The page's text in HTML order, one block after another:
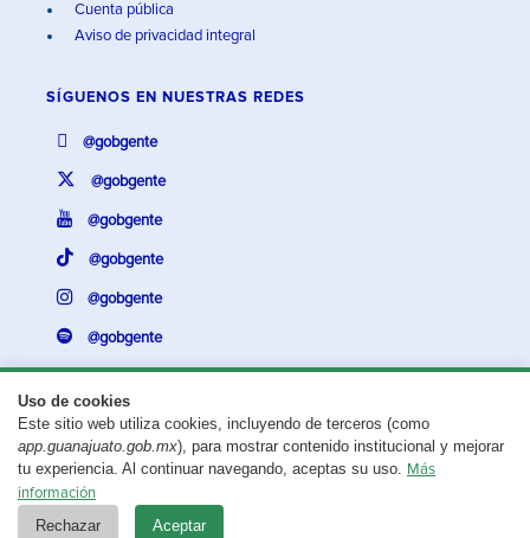
Uso de cookies
Este sitio web utiliza cookies, incluyendo de terceros (como
app.guanajuato.gob.mx), para mostrar contenido institucional y mejorar
tu experiencia. Al continuar navegando, aceptas su uso. Más
información
Rechazar Aceptar
Cuenta pública
Aviso de privacidad integral
SÍGUENOS EN NUESTRAS REDES
@gobgente
@gobgente
@gobgente
@gobgente
@gobgente
@gobgente
¿Existe algún problema con esta página?Repórtalo aquí.
Aviso legal